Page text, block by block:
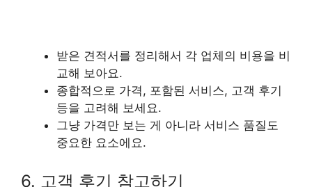
받은 견적서를 정리해서 각 업체의 비용을 비
교해 보아요.
종합적으로 가격, 포함된 서비스, 고객 후기
등을 고려해 보세요.
그냥 가격만 보는 게 아니라 서비스 품질도
중요한 요소에요.
6. 고객 후기 참고하기